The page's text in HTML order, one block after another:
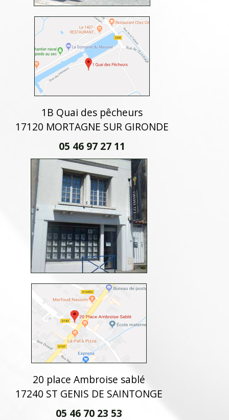
1B Quai des pêcheurs
17120 MORTAGNE SUR GIRONDE
05 46 97 27 11
20 place Ambroise sablé
17240 ST GENIS DE SAINTONGE
05 46 70 23 53